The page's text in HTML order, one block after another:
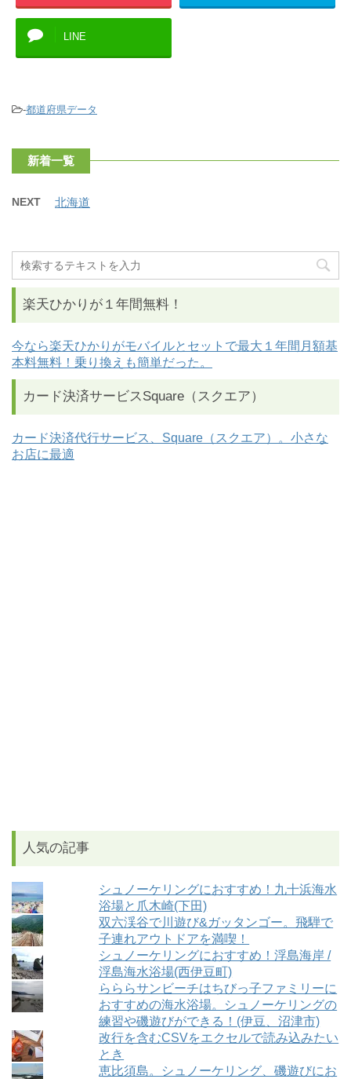
LINE
-都道府県データ
新着一覧
NEXT 北海道
楽天ひかりが１年間無料！
今なら楽天ひかりがモバイルとセットで最大１年間月額基
本料無料！乗り換えも簡単だった。
カード決済サービスSquare（スクエア）
カード決済代行サービス、Square（スクエア）。小さな
お店に最適
人気の記事
シュノーケリングにおすすめ！九十浜海水
浴場と爪木崎(下田)
双六渓谷で川遊び&ガッタンゴー。飛騨で
子連れアウトドアを満喫！
シュノーケリングにおすすめ！浮島海岸 /
浮島海水浴場(西伊豆町)
らららサンビーチはちびっ子ファミリーに
おすすめの海水浴場。シュノーケリングの
練習や磯遊びができる！(伊豆、沼津市)
改行を含むCSVをエクセルで読み込みたい
とき
恵比須島。シュノーケリング、磯遊びにお